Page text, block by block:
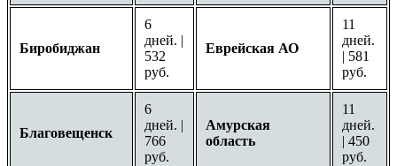
Биробиджан
6
дней. |
532
руб.
Еврейская АО
11
дней.
| 581
руб.
Благовещенск
6
дней. |
766
руб.
Амурская
область
11
дней.
| 450
руб.